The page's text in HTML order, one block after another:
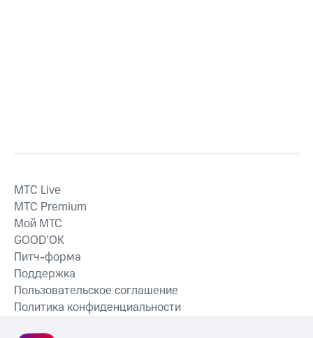
MTС Live
MTС Premium
Мой МТС
GOOD’OK
Питч-форма
Поддержка
Пользовательское соглашение
Политика конфиденциальности